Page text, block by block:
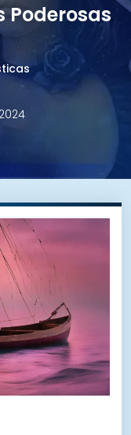
Poderosas